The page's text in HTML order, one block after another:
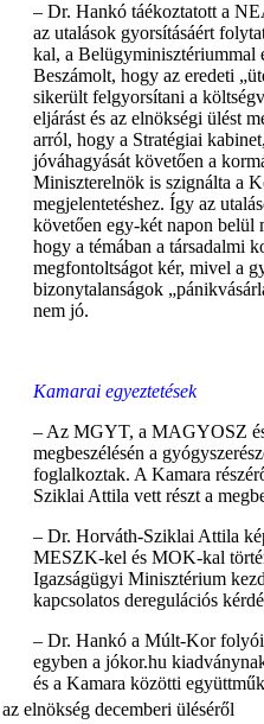
– Dr. Hankó táékoztatott a
az utalások gyorsításáért
kal, a Belügyminisztériummal
Beszámolt, hogy az eredeti
sikerült felgyorsítani a
eljárást és az elnökségi ülést
arról, hogy a Stratégiai
jóváhagyását követően a
Miniszterelnök is szignálta a
megjelentetéshez. Így az
követően egy-két napon belül
hogy a témában a társadalmi
megfontoltságot kér, mivel a
bizonytalanságok
nem jó.
Kamarai egyeztetések
– Az MGYT, a MAGYOSZ
megbeszélésén a
foglalkoztak. A Kamara
Sziklai Attila vett részt a
– Dr. Horváth-Sziklai Attila
MESZK-kel és MOK-kal
Igazságügyi Minisztérium
kapcsolatos deregulációs
– Dr. Hankó a Múlt-Kor
egyben a jókor.hu
és a Kamara közötti